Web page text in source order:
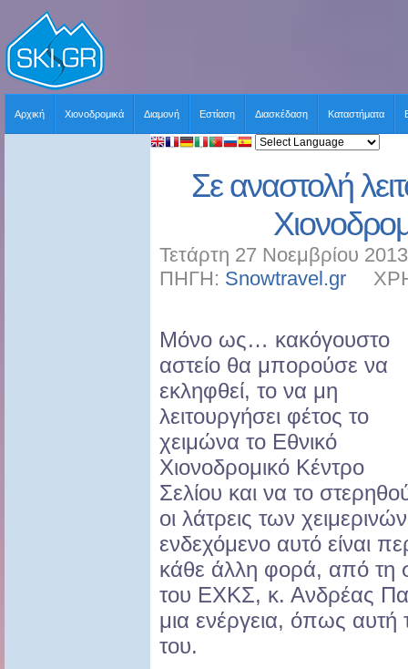
Αρχική Χιονοδρομικά Διαμονή Εστίαση Διασκέδαση Καταστήματα
Σε αναστολή
Τετάρτη 27 Νοεμβρίου
ΠΗΓΗ: Snowtravel.gr
Μόνο ως… κακόγουστο
αστείο θα μπορούσε να
εκληφθεί, το να μη
λειτουργήσει φέτος το
χειμώνα το Εθνικό
Χιονοδρομικό Κέντρο
Σελίου και να το
οι λάτρεις των
ενδεχόμενο αυτό είναι
κάθε άλλη φορά, από τη
του ΕΧΚΣ, κ. Ανδρέας
μια ενέργεια, όπως αυτή
του.